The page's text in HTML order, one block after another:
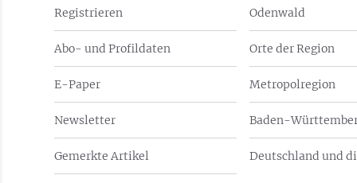
Registrieren
Abo- und Profildaten
E-Paper
Newsletter
Gemerkte Artikel
Odenwald
Orte der Region
Metropolregion
Baden-
Deutschland und